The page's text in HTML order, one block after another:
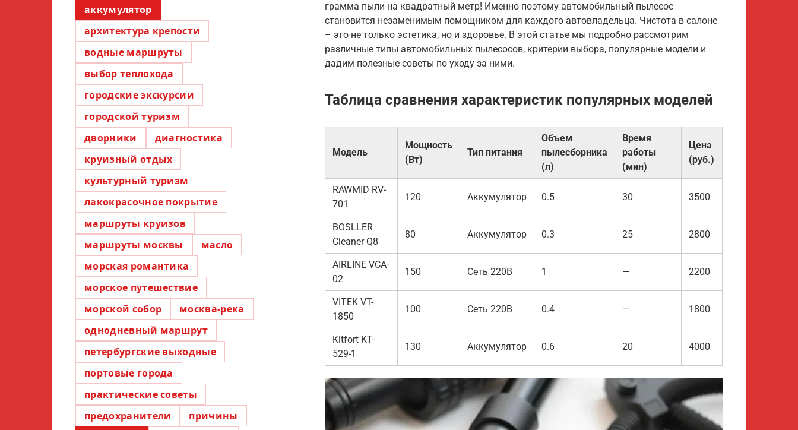
грамма пыли на квадратный метр! Именно поэтому автомобильный пылесос
становится незаменимым помощником для каждого автовладельца. Чистота в салоне
– это не только эстетика, но и здоровье. В этой статье мы подробно рассмотрим
различные типы автомобильных пылесосов, критерии выбора, популярные модели и
дадим полезные советы по уходу за ними.
Таблица сравнения характеристик популярных моделей
Модель
Мощность
(Вт)
Тип питания
Объем
пылесборника
(л)
Время
работы
(мин)
Цена
(руб.)
RAWMID RV-
701
120 Аккумулятор 0.5 30 3500
BOSLLER
Cleaner Q8
80 Аккумулятор 0.3 25 2800
AIRLINE VCA-
02
150 Сеть 220В 1 — 2200
VITEK VT-
1850
100 Сеть 220В 0.4 — 1800
Kitfort KT-
529-1
130 Аккумулятор 0.6 20 4000
аккумулятор
архитектура крепости
водные маршруты
выбор теплохода
городские экскурсии
городской туризм
дворники
диагностика
круизный отдых
культурный туризм
лакокрасочное покрытие
маршруты круизов
маршруты москвы
масло
морская романтика
морское путешествие
морской собор
москва-река
однодневный маршрут
петербургские выходные
портовые города
практические советы
предохранители
причины